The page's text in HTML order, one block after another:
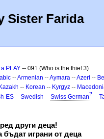
Sister Farida
PLAY -- 091 (Who is the thief 3)
--Armenian --Aymara --Azeri --
Kazakh -- Korean -- Kyrgyz --
ES -- Swedish -- Swiss German? --
други деца!
бъдат играни от деца